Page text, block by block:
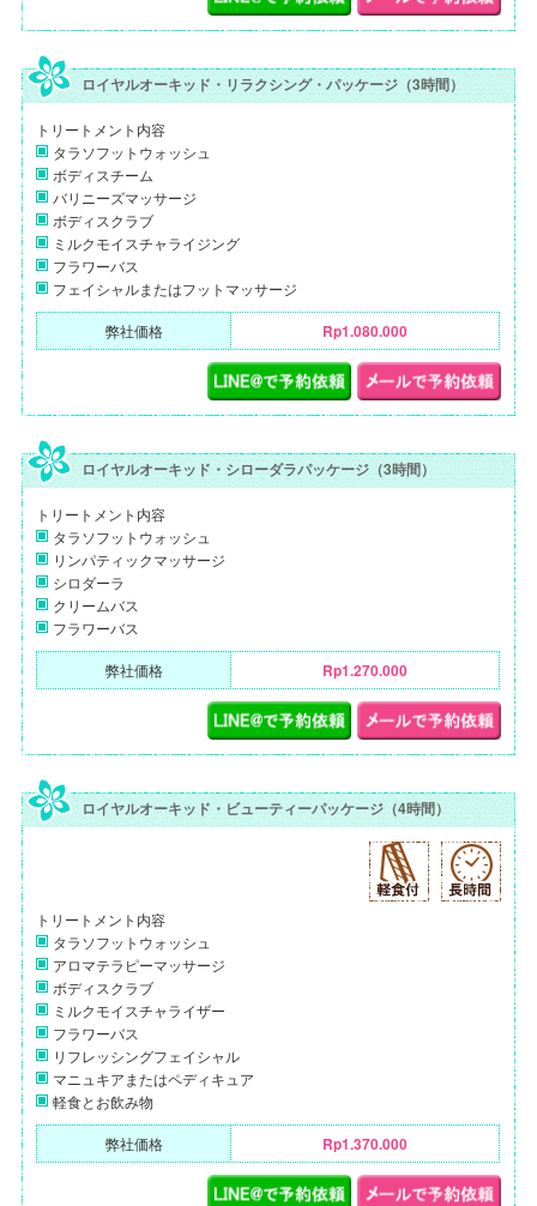
ロイヤルオーキッド・リラクシング・パッケージ（3時間）
トリートメント内容
タラソフットウォッシュ
ボディスチーム
バリニーズマッサージ
ボディスクラブ
ミルクモイスチャライジング
フラワーバス
フェイシャルまたはフットマッサージ
弊社価格 Rp1.080.000
ロイヤルオーキッド・シローダラパッケージ（3時間）
トリートメント内容
タラソフットウォッシュ
リンパティックマッサージ
シロダーラ
クリームバス
フラワーバス
弊社価格 Rp1.270.000
ロイヤルオーキッド・ビューティーパッケージ（4時間）
トリートメント内容
タラソフットウォッシュ
アロマテラピーマッサージ
ボディスクラブ
ミルクモイスチャライザー
フラワーバス
リフレッシングフェイシャル
マニュキアまたはペディキュア
軽食とお飲み物
弊社価格 Rp1.370.000